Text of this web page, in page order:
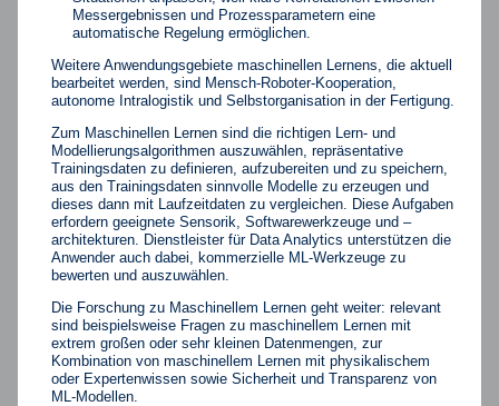
Messergebnissen und Prozessparametern eine
automatische Regelung ermöglichen.
Weitere Anwendungsgebiete maschinellen Lernens, die aktuell
bearbeitet werden, sind Mensch-Roboter-Kooperation,
autonome Intralogistik und Selbstorganisation in der Fertigung.
Zum Maschinellen Lernen sind die richtigen Lern- und
Modellierungsalgorithmen auszuwählen, repräsentative
Trainingsdaten zu definieren, aufzubereiten und zu speichern,
aus den Trainingsdaten sinnvolle Modelle zu erzeugen und
dieses dann mit Laufzeitdaten zu vergleichen. Diese Aufgaben
erfordern geeignete Sensorik, Softwarewerkzeuge und –
architekturen. Dienstleister für Data Analytics unterstützen die
Anwender auch dabei, kommerzielle ML-Werkzeuge zu
bewerten und auszuwählen.
Die Forschung zu Maschinellem Lernen geht weiter: relevant
sind beispielsweise Fragen zu maschinellem Lernen mit
extrem großen oder sehr kleinen Datenmengen, zur
Kombination von maschinellem Lernen mit physikalischem
oder Expertenwissen sowie Sicherheit und Transparenz von
ML-Modellen.